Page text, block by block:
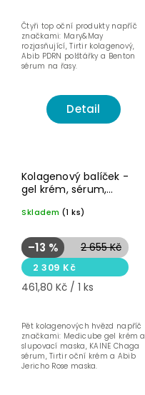
Detail
Čtyři top oční produkty napříč
značkami: Mary&May
rozjasňující, Tirtir kolagenový,
Abib PDRN polštářky a Benton
sérum na řasy.
Novinka☝🏻
Kolagenový balíček -
gel krém, sérum,
krém pro zpevnění
Skladem (1 ks)
2 655 Kč
–13 %
2 309 Kč
461,80 Kč / 1 ks
Pět kolagenových hvězd napříč
značkami: Medicube gel krém a
slupovací maska, KAINE Chaga
sérum, Tirtir oční krém a Abib
Jericho Rose maska.